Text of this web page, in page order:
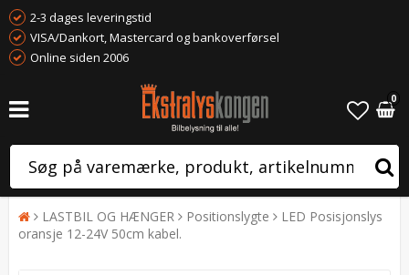
2-3 dages leveringstid
VISA/Dankort, Mastercard og bankoverførsel
Online siden 2006
0
LASTBIL OG HÆNGER Positionslygte
LED Posisjonslys
oransje 12-24V 50cm kabel.